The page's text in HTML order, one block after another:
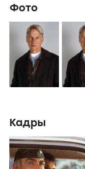
Фото
Кадры